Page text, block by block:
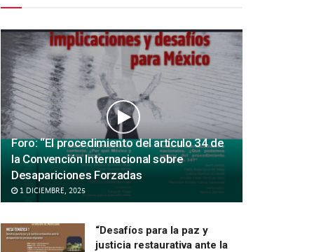
Foro: “El procedimiento del artículo 34 de
la Convención Internacional sobre
Desapariciones Forzadas
1 DICIEMBRE, 2025
“Desafíos para la paz y
justicia restaurativa ante la